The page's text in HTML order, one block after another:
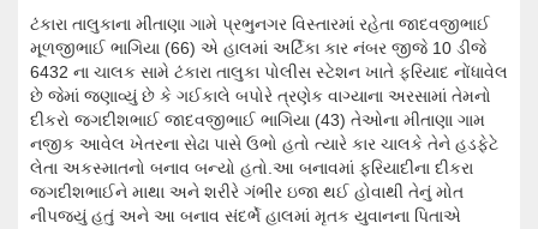
ટંકારા તાલુકાના મીતાણા ગામે પ્રભુનગર વિસ્તારમાં રહેતા જાદવજીભાઈ
મૂળજીભાઈ ભાગિયા (66) એ હાલમાં અર્ટિકા કાર નંબર જીજે 10 ડીજે
6432 ના ચાલક સામે ટંકારા તાલુકા પોલીસ સ્ટેશન ખાતે ફરિયાદ નોંધાવેલ
છે જેમાં જણાવ્યું છે કે ગઈકાલે બપોરે ત્રણેક વાગ્યાના અરસામાં તેમનો
દીકરો જગદીશભાઈ જાદવજીભાઈ ભાગિયા (43) તેઓના મીતાણા ગામ
નજીક આવેલ ખેતરના સેઢા પાસે ઉભો હતો ત્યારે કાર ચાલકે તેને હડફેટે
લેતા અકસ્માતનો બનાવ બન્યો હતો.આ બનાવમાં ફરિયાદીના દીકરા
જગદીશભાઈને માથા અને શરીરે ગંભીર ઇજા થઈ હોવાથી તેનું મોત
નીપજ્યું હતું અને આ બનાવ સંદર્ભે હાલમાં મૃતક યુવાનના પિતાએ